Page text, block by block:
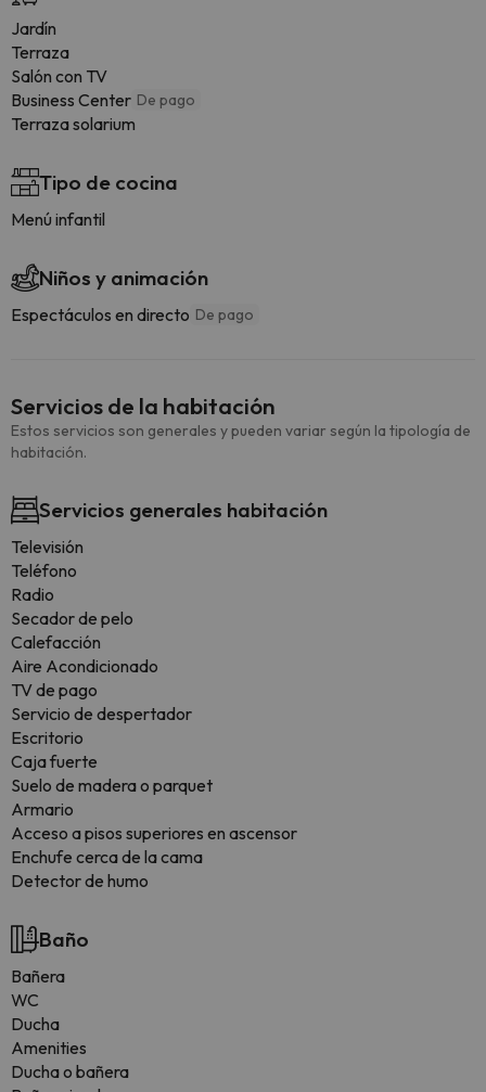
Jardín
Terraza
Salón con TV
Business Center De pago
Terraza solarium
Tipo de cocina
Menú infantil
Niños y animación
Espectáculos en directo De pago
Servicios de la habitación
Estos servicios son generales y pueden variar según la tipología de
habitación.
Servicios generales habitación
Televisión
Teléfono
Radio
Secador de pelo
Calefacción
Aire Acondicionado
TV de pago
Servicio de despertador
Escritorio
Caja fuerte
Suelo de madera o parquet
Armario
Acceso a pisos superiores en ascensor
Enchufe cerca de la cama
Detector de humo
Baño
Bañera
WC
Ducha
Amenities
Ducha o bañera